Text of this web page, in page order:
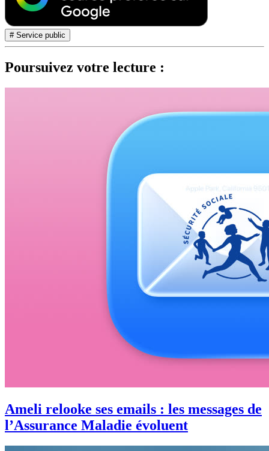
# Service public
Poursuivez votre lecture :
Ameli relooke ses emails : les messages de
l’Assurance Maladie évoluent